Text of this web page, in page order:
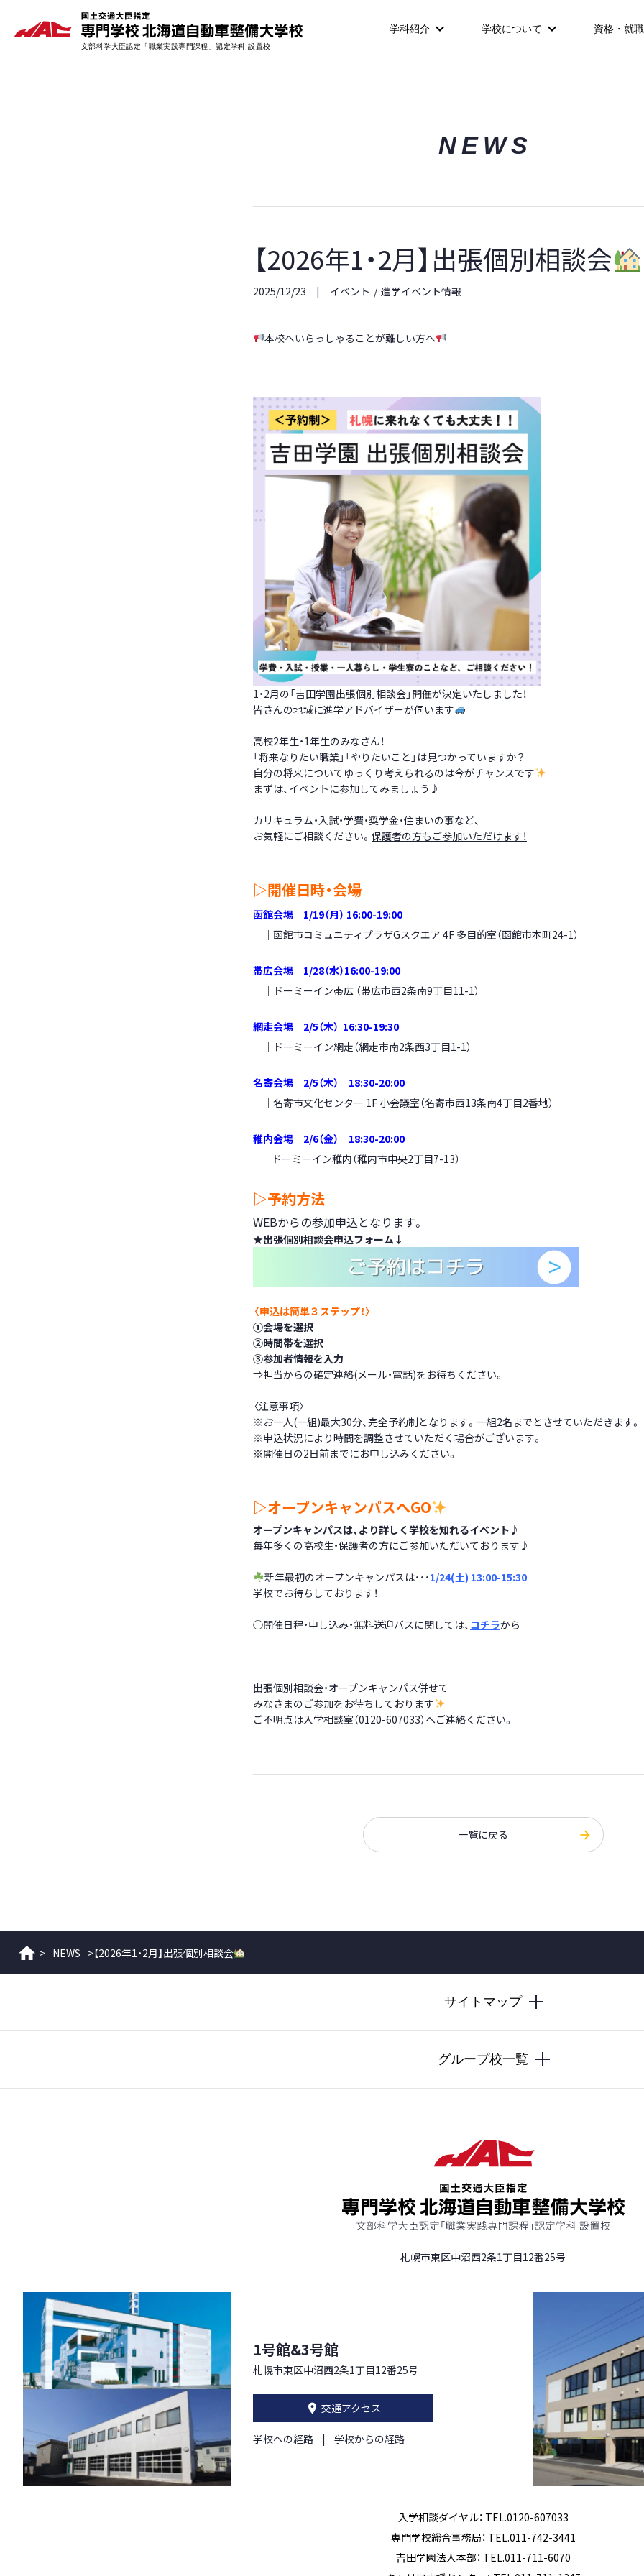
学科紹介 学校について 資格・就職
NEWS
【2026年1・2月】出張個別相談会
2025/12/23 イベント 進学イベント情報
本校へいらっしゃることが難しい方へ
1・2月の「吉田学園出張個別相談会」開催が決定いたしました！
皆さんの地域に進学アドバイザーが伺います
高校2年生・1年生のみなさん！
「将来なりたい職業」「やりたいこと」は見つかっていますか？
自分の将来についてゆっくり考えられるのは今がチャンスです
まずは、イベントに参加してみましょう♪
カリキュラム・入試・学費・奨学金・住まいの事など、
お気軽にご相談ください。 保護者の方もご参加いただけます！
▷開催日時・会場
函館会場 1/19（月） 16:00-19:00
｜函館市コミュニティプラザGスクエア 4F 多目的室（函館市本町24-1）
帯広会場 1/28（水）16:00-19:00
｜ドーミーイン帯広 （帯広市西2条南9丁目11-1）
網走会場 2/5（木） 16:30-19:30
｜ドーミーイン網走（網走市南2条西3丁目1-1）
名寄会場 2/5（木） 18:30-20:00
｜名寄市文化センター 1F 小会議室（名寄市西13条南4丁目2番地）
稚内会場 2/6（金） 18:30-20:00
｜ドーミーイン稚内（稚内市中央2丁目7-13）
▷予約方法
WEBからの参加申込となります。
★出張個別相談会申込フォーム↓
〈申込は簡単３ステップ！〉
①会場を選択
②時間帯を選択
③参加者情報を入力
⇒担当からの確定連絡(メール・電話)をお待ちください。
〈注意事項〉
※お一人(一組)最大30分、完全予約制となります。一組2名までとさせていただきます。
※申込状況により時間を調整させていただく場合がございます。
※開催日の2日前までにお申し込みください。
▷オープンキャンパスへGO
オープンキャンパスは、より詳しく学校を知れるイベント♪
毎年多くの高校生・保護者の方にご参加いただいております♪
新年最初のオープンキャンパスは・・・1/24(土) 13:00-15:30
学校でお待ちしております！
◯開催日程・申し込み・無料送迎バスに関しては、 コチラから
出張個別相談会・オープンキャンパス併せて
みなさまのご参加をお待ちしております
ご不明点は入学相談室（0120-607033）へご連絡ください。
一覧に戻る
ホーム
> NEWS >【2026年1・2月】出張個別相談会
サイトマップ
グループ校一覧
札幌市東区中沼西2条1丁目12番25号
1号館&3号館
札幌市東区中沼西2条1丁目12番25号
交通アクセス
学校への経路 学校からの経路
入学相談ダイヤル： TEL.0120-607033
専門学校総合事務局： TEL.011-742-3441
吉田学園法人本部： TEL.011-711-6070